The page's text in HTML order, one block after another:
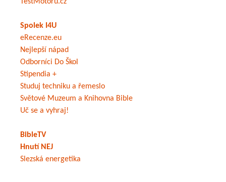
TestMotoru.cz
Spolek I4U
eRecenze.eu
Nejlepší nápad
Odborníci Do Škol
Stipendia +
Studuj techniku a řemeslo
Světové Muzeum a Knihovna Bible
Uč se a vyhraj!
BibleTV
Hnutí NEJ
Slezská energetika